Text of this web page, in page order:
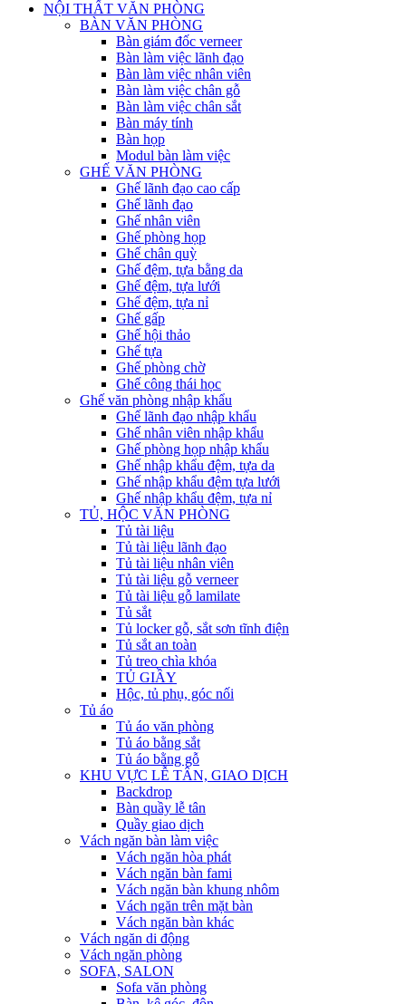
NỘI THẤT VĂN PHÒNG
BÀN VĂN PHÒNG
Bàn giám đốc verneer
Bàn làm việc lãnh đạo
Bàn làm việc nhân viên
Bàn làm việc chân gỗ
Bàn làm việc chân sắt
Bàn máy tính
Bàn họp
Modul bàn làm việc
GHẾ VĂN PHÒNG
Ghế lãnh đạo cao cấp
Ghế lãnh đạo
Ghế nhân viên
Ghế phòng họp
Ghế chân quỳ
Ghế đệm, tựa bằng da
Ghế đệm, tựa lưới
Ghế đệm, tựa nỉ
Ghế gấp
Ghế hội thảo
Ghế tựa
Ghế phòng chờ
Ghế công thái học
Ghế văn phòng nhập khẩu
Ghế lãnh đạo nhập khẩu
Ghế nhân viên nhập khẩu
Ghế phòng họp nhập khẩu
Ghế nhập khẩu đệm, tựa da
Ghế nhập khẩu đệm tựa lưới
Ghế nhập khẩu đệm, tựa nỉ
TỦ, HỘC VĂN PHÒNG
Tủ tài liệu
Tủ tài liệu lãnh đạo
Tủ tài liệu nhân viên
Tủ tài liệu gỗ verneer
Tủ tài liệu gỗ lamilate
Tủ sắt
Tủ locker gỗ, sắt sơn tĩnh điện
Tủ sắt an toàn
Tủ treo chìa khóa
TỦ GIẦY
Hộc, tủ phụ, góc nối
Tủ áo
Tủ áo văn phòng
Tủ áo bằng sắt
Tủ áo bằng gỗ
KHU VỰC LỄ TÂN, GIAO DỊCH
Backdrop
Bàn quầy lễ tân
Quầy giao dịch
Vách ngăn bàn làm việc
Vách ngăn hòa phát
Vách ngăn bàn fami
Vách ngăn bàn khung nhôm
Vách ngăn trên mặt bàn
Vách ngăn bàn khác
Vách ngăn di động
Vách ngăn phòng
SOFA, SALON
Sofa văn phòng